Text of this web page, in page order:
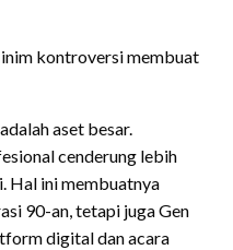
kontroversi membuat
aset besar.
cenderung lebih
Hal ini membuatnya
90-an, tetapi juga Gen
digital dan acara